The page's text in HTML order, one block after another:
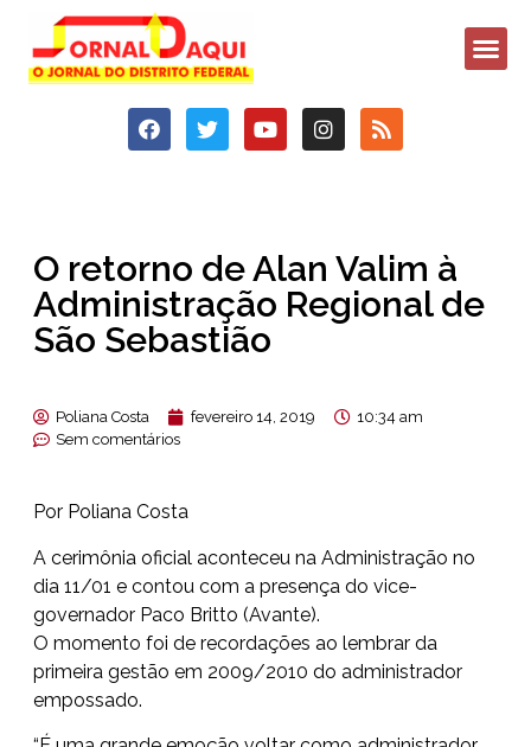
O retorno de Alan Valim à
Administração Regional de
São Sebastião
Poliana Costa fevereiro 14, 2019
10:34 am
Sem comentários
Por Poliana Costa
A cerimônia oficial aconteceu na Administração no
dia 11/01 e contou com a presença do vice-
governador Paco Britto (Avante).
O momento foi de recordações ao lembrar da
primeira gestão em 2009/2010 do administrador
empossado.